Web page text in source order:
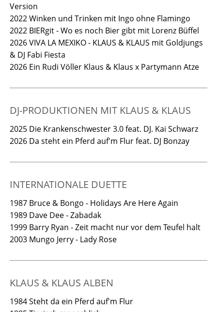
Version
2022 Winken und Trinken mit Ingo ohne Flamingo
2022 BIERgit - Wo es noch Bier gibt mit Lorenz Büffel
2026 VIVA LA MEXIKO - KLAUS & KLAUS mit Goldjungs
& DJ Fabi Fiesta
2026 Ein Rudi Völler Klaus & Klaus x Partymann Atze
DJ-PRODUKTIONEN MIT KLAUS & KLAUS
2025 Die Krankenschwester 3.0 feat. DJ. Kai Schwarz
2026 Da steht ein Pferd auf'm Flur feat. DJ Bonzay
INTERNATIONALE DUETTE
1987 Bruce & Bongo - Holidays Are Here Again
1989 Dave Dee - Zabadak
1999 Barry Ryan - Zeit macht nur vor dem Teufel halt
2003 Mungo Jerry - Lady Rose
KLAUS & KLAUS ALBEN
1984 Steht da ein Pferd auf'm Flur